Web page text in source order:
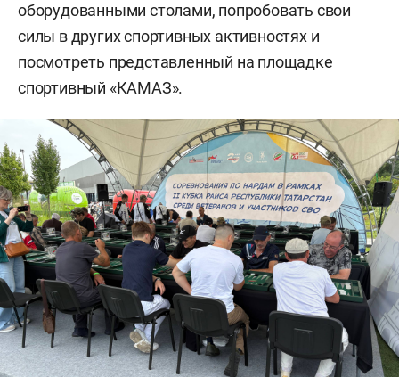
оборудованными столами, попробовать свои
силы в других спортивных активностях и
посмотреть представленный на площадке
спортивный «КАМАЗ».